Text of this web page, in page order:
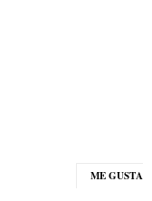
ME GUSTA